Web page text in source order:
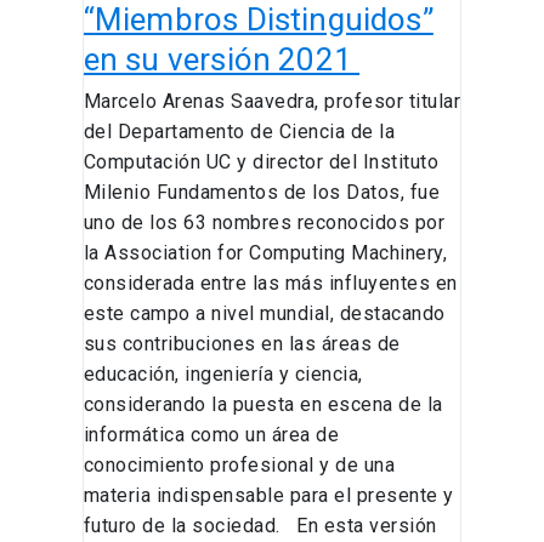
“Miembros Distinguidos”
en su versión 2021
Marcelo Arenas Saavedra, profesor titular
del Departamento de Ciencia de la
Computación UC y director del Instituto
Milenio Fundamentos de los Datos, fue
uno de los 63 nombres reconocidos por
la Association for Computing Machinery,
considerada entre las más influyentes en
este campo a nivel mundial, destacando
sus contribuciones en las áreas de
educación, ingeniería y ciencia,
considerando la puesta en escena de la
informática como un área de
conocimiento profesional y de una
materia indispensable para el presente y
futuro de la sociedad. En esta versión
su
versión
2021